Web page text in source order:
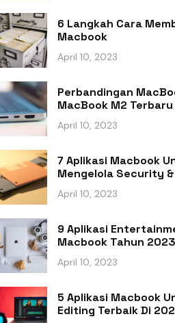
6 Langkah Cara
Macbook
April 10, 2023
Perbandingan
MacBook M2
April 10, 2023
7 Aplikasi Macbook
Mengelola Security
April 10, 2023
9 Aplikasi
Macbook Tahun 2023
April 10, 2023
5 Aplikasi Macbook
Editing Terbaik Di